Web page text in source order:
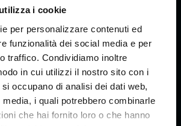
i cookie
per personalizzare contenuti ed
funzionalità dei social media e per
traffico. Condividiamo inoltre
in cui utilizzi il nostro sito con i
occupano di analisi dei dati web,
i quali potrebbero combinarle
che hai fornito loro o che hanno
GUIDIAMO